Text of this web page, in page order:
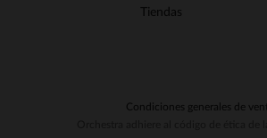
Tiendas
Condiciones generales de